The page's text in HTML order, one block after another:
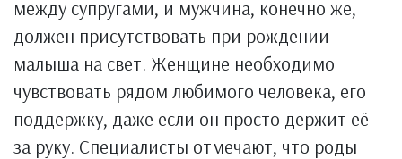
между супругами, и мужчина, конечно же,
должен присутствовать при рождении
малыша на свет. Женщине необходимо
чувствовать рядом любимого человека, его
поддержку, даже если он просто держит её
за руку. Специалисты отмечают, что роды